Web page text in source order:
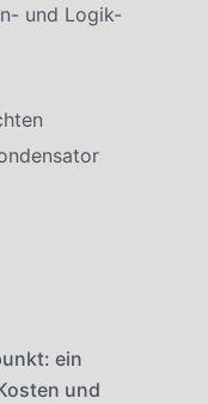
und Logik-
ein
und